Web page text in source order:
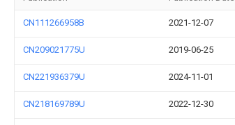
CN111266958B 2021-12-07
CN209021775U 2019-06-25
CN221936379U 2024-11-01
CN218169789U 2022-12-30